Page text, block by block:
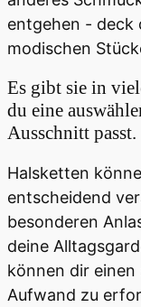
entgehen - deck
modischen
Es gibt sie in
du eine
Ausschnitt passt.
Halsketten
entscheidend
besonderen
deine
können dir
Aufwand zu